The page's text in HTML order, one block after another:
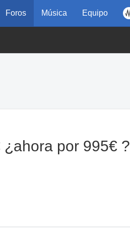
Foros Música Equipo
por 995€ ?